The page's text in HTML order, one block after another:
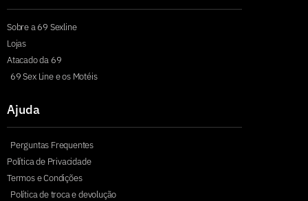
Sobre a 69 Sexline
Lojas
Atacado da 69
69 Sex Line e os Motéis
Ajuda
Perguntas Frequentes
Política de Privacidade
Termos e Condições
Política de troca e devolução